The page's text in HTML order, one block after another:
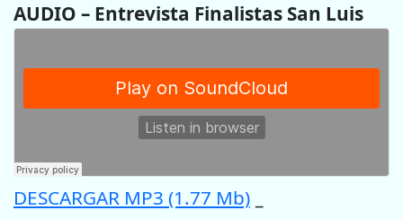
AUDIO – Entrevista Finalistas San Luis
DESCARGAR MP3 (1.77 Mb)–